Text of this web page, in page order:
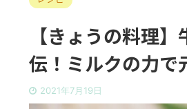
【きょうの料理
伝！ミルクの力で
2021年7月19日